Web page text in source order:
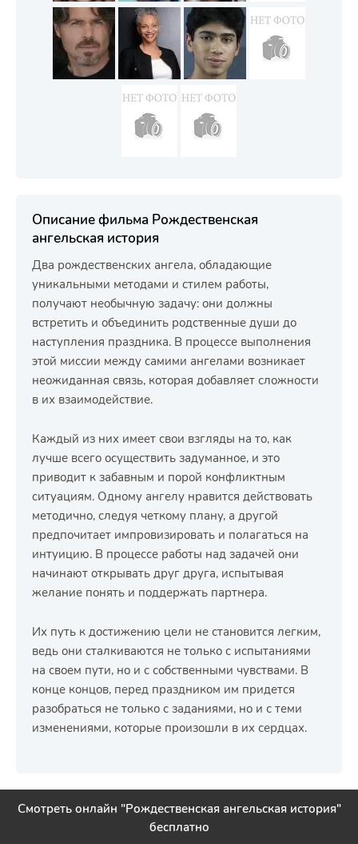
Описание фильма Рождественская
ангельская история
Два рождественских ангела, обладающие
уникальными методами и стилем работы,
получают необычную задачу: они должны
встретить и объединить родственные души до
наступления праздника. В процессе выполнения
этой миссии между самими ангелами возникает
неожиданная связь, которая добавляет сложности
в их взаимодействие.
Каждый из них имеет свои взгляды на то, как
лучше всего осуществить задуманное, и это
приводит к забавным и порой конфликтным
ситуациям. Одному ангелу нравится действовать
методично, следуя четкому плану, а другой
предпочитает импровизировать и полагаться на
интуицию. В процессе работы над задачей они
начинают открывать друг друга, испытывая
желание понять и поддержать партнера.
Их путь к достижению цели не становится легким,
ведь они сталкиваются не только с испытаниями
на своем пути, но и с собственными чувствами. В
конце концов, перед праздником им придется
разобраться не только с заданиями, но и с теми
изменениями, которые произошли в их сердцах.
Смотреть онлайн "Рождественская ангельская история"
бесплатно